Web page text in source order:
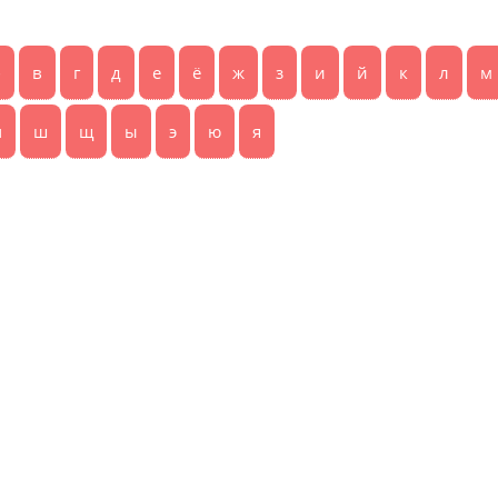
в г д е ё ж з и й к л м
ш щ ы э ю я